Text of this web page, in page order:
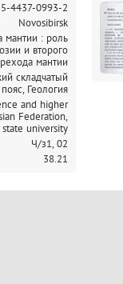
4437-0993-2
Novosibirsk
мантии : роль
и второго
мантии
складчатый
пояс, Геология
and higher
Federation,
state university
Ч/з1, 02
38.21